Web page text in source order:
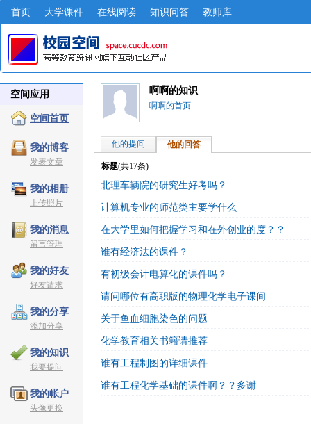
首页 大学课件 在线阅读 知识问答 教师库
空间应用
空间首页
我的博客
发表文章
我的相册
上传照片
我的消息
留言管理
我的好友
好友请求
我的分享
添加分享
我的知识
我要提问
我的帐户
头像更换
啊啊的知识
啊啊的首页
他的提问 他的回答
标题(共17条)
北理车辆院的研究生好考吗？
计算机专业的师范类主要学什么
在大学里如何把握学习和在外创业的度？？
谁有经济法的课件？
有初级会计电算化的课件吗？
请问哪位有高职版的物理化学电子课间
关于鱼血细胞染色的问题
化学教育相关书籍请推荐
谁有工程制图的详细课件
谁有工程化学基础的课件啊？？多谢